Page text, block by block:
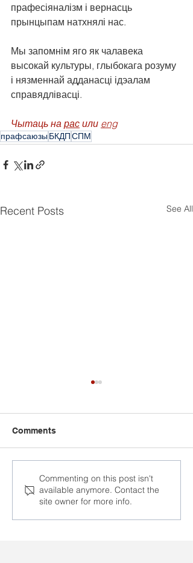
прафесіяналізм і вернасць
прынцыпам натхнялі нас.
Мы запомнім яго як чалавека
высокай культуры, глыбокага розуму
і нязменнай адданасці ідэалам
справядлівасці.
Чытаць на рас или eng
прафсаюзыБКДПСПМ
Recent Posts See All
Ён верыў у нас, калі
іншыя маўчалі
Comments
Commenting on this post isn't
available anymore. Contact the
site owner for more info.